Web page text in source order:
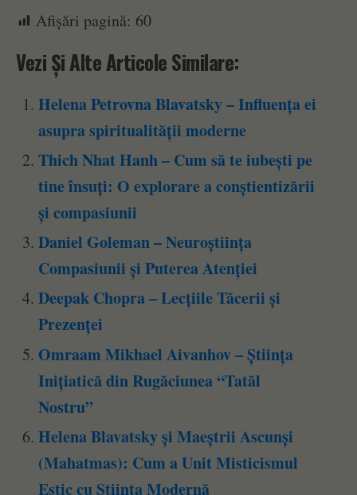
Afișări pagină: 60
Vezi Și Alte Articole Similare:
Helena Petrovna Blavatsky – Influența ei
asupra spiritualității moderne
Thich Nhat Hanh – Cum să te iubești pe
tine însuți: O explorare a conștientizării
și compasiunii
Daniel Goleman – Neuroștiința
Compasiunii și Puterea Atenției
Deepak Chopra – Lecțiile Tăcerii și
Prezenței
Omraam Mikhael Aivanhov – Știința
Inițiatică din Rugăciunea “Tatăl
Nostru”
Helena Blavatsky și Maeștrii Ascunși
(Mahatmas): Cum a Unit Misticismul
Estic cu Știința Modernă